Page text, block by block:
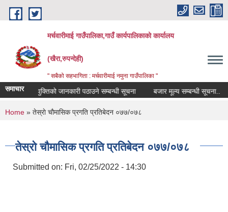
Skip to main content
मर्चवारीमाई गाउँपालिका,गाउँ कार्यपालिकाको कार्यालय
(खैरा,रुपन्देही)
" सबैको सहभागिता : मर्चवारीमाई नमुना गाउँपालिका "
समाचारनियुक्तिको जानकारी पठाउने सम्बन्धी सूचना बजार मूल्य सम्बन्धी सूचना..
You are here
Home » तेस्राे चौमासिक प्रगति प्रतिबेदन ०७७/०७८
तेस्राे चौमासिक प्रगति प्रतिबेदन ०७७/०७८
Submitted on: Fri, 02/25/2022 - 14:30